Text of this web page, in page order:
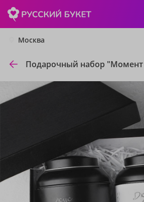
Москва
Подарочный набор